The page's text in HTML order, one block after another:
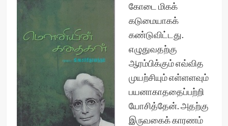
கோடை மிகக்
கடுமையாகக்
கண்டுவிட்டது.
எழுதுவதற்கு
ஆரம்பிக்கும் எவ்வித
முயற்சியும் எள்ளளவும்
பயனாகாததைப்பற்றி
யோசித்தேன். அதற்கு
இருவகைக் காரணம்